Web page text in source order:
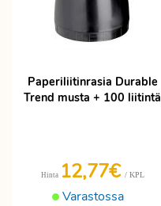
Paperiliitinrasia Durable
Trend musta + 100 liitintä
Varastossa
Hinta 12,77€ / KPL